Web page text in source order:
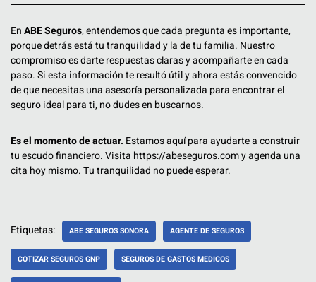
EnABE Seguros, entendemos que cada pregunta es importante,
porque detrás está tu tranquilidad y la de tu familia. Nuestro
compromiso es darte respuestas claras y acompañarte en cada
paso. Si esta información te resultó útil y ahora estás convencido
de que necesitas una asesoría personalizada para encontrar el
seguro ideal para ti, no dudes en buscarnos.
Es el momento de actuar. Estamos aquí para ayudarte a construir
tu escudo financiero. Visita https://abeseguros.comy agenda una
cita hoy mismo. Tu tranquilidad no puede esperar.
Etiquetas: ABE SEGUROS SONORA AGENTE DE SEGUROS
COTIZAR SEGUROS GNP SEGUROS DE GASTOS MEDICOS